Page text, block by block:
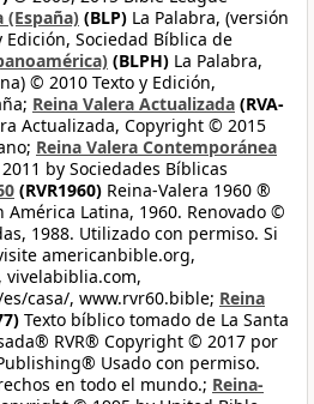
(España) (BLP) La Palabra, (versión
Sociedad Bíblica de
(BLPH) La Palabra,
© 2010 Texto y Edición,
Reina Valera Actualizada (RVA-
Actualizada, Copyright © 2015
Reina Valera Contemporánea
by Sociedades Bíblicas
(RVR1960) Reina-Valera 1960 ®
Latina, 1960. Renovado ©
1988. Utilizado con permiso. Si
americanbible.org,
casa/, www.rvr60.bible; Reina
Texto bíblico tomado de La Santa
RVR® Copyright © 2017 por
Usado con permiso.
en todo el mundo.; Reina-